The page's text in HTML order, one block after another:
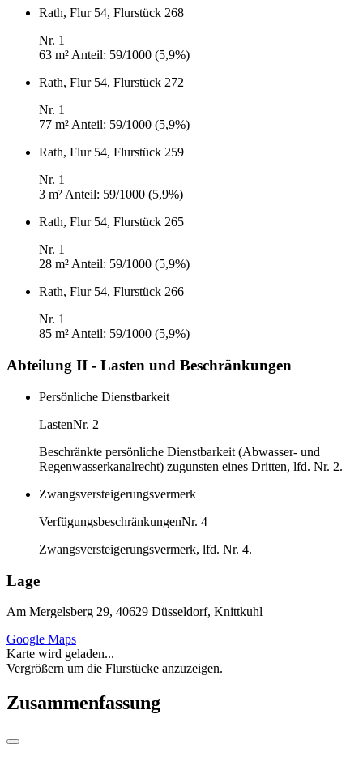
Rath, Flur 54, Flurstück 268
Nr. 1
63 m² Anteil: 59/1000 (5,9%)
Rath, Flur 54, Flurstück 272
Nr. 1
77 m² Anteil: 59/1000 (5,9%)
Rath, Flur 54, Flurstück 259
Nr. 1
3 m² Anteil: 59/1000 (5,9%)
Rath, Flur 54, Flurstück 265
Nr. 1
28 m² Anteil: 59/1000 (5,9%)
Rath, Flur 54, Flurstück 266
Nr. 1
85 m² Anteil: 59/1000 (5,9%)
Abteilung II - Lasten und Beschränkungen
Persönliche Dienstbarkeit
LastenNr. 2
Beschränkte persönliche Dienstbarkeit (Abwasser- und
Regenwasserkanalrecht) zugunsten eines Dritten, lfd. Nr. 2.
Zwangsversteigerungsvermerk
VerfügungsbeschränkungenNr. 4
Zwangsversteigerungsvermerk, lfd. Nr. 4.
Lage
Am Mergelsberg 29, 40629 Düsseldorf, Knittkuhl
Google Maps
Karte wird geladen...
Vergrößern um die Flurstücke anzuzeigen.
Zusammenfassung